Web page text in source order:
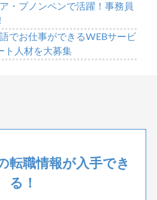
・プノンペンで活躍！事務員
でお仕事ができるWEBサービ
ト人材を大募集
転職情報が入手でき
る！